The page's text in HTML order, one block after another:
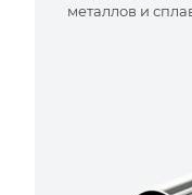
металлов и